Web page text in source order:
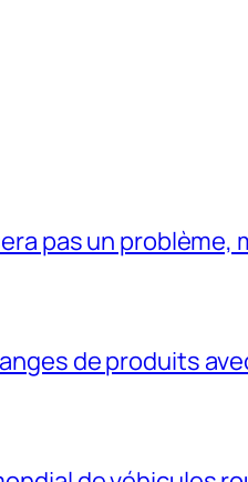
pas un problème,
de produits